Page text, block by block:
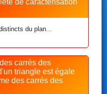
de caractérisation
du plan...
carrés des
triangle est égale
des carrés des